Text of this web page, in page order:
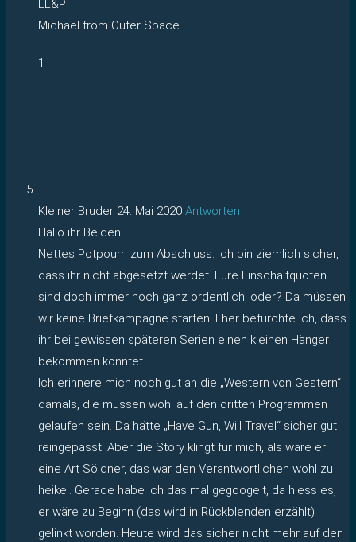
LL&P
Michael from Outer Space
1
Kleiner Bruder 24. Mai 2020 Antworten
Hallo ihr Beiden!
Nettes Potpourri zum Abschluss. Ich bin ziemlich sicher,
dass ihr nicht abgesetzt werdet. Eure Einschaltquoten
sind doch immer noch ganz ordentlich, oder? Da müssen
wir keine Briefkampagne starten. Eher befürchte ich, dass
ihr bei gewissen späteren Serien einen kleinen Hänger
bekommen könntet…
Ich erinnere mich noch gut an die „Western von Gestern“
damals, die müssen wohl auf den dritten Programmen
gelaufen sein. Da hätte „Have Gun, Will Travel“ sicher gut
reingepasst. Aber die Story klingt für mich, als wäre er
eine Art Söldner, das war den Verantwortlichen wohl zu
heikel. Gerade habe ich das mal gegoogelt, da hiess es,
er wäre zu Beginn (das wird in Rückblenden erzählt)
gelinkt worden. Heute wird das sicher nicht mehr auf den